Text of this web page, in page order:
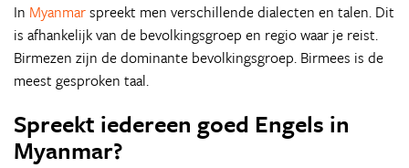
In Myanmarspreekt men verschillende dialecten en talen. Dit
is afhankelijk van de bevolkingsgroep en regio waar je reist.
Birmezen zijn de dominante bevolkingsgroep. Birmees is de
meest gesproken taal.
Spreekt iedereen goed Engels in
Myanmar?